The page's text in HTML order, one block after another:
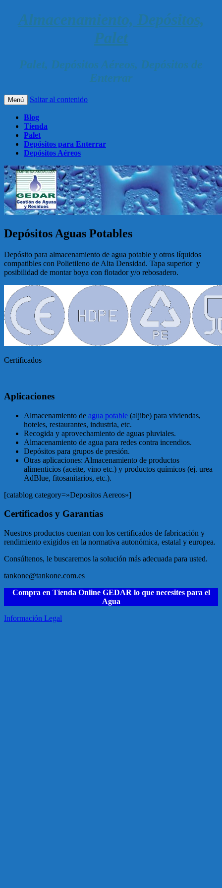
Almacenamiento, Depósitos,
Palet
Palet, Depósitos Aéreos, Depósitos de
Enterrar
Menú Saltar al contenido
Blog
Tienda
Palet
Depósitos para Enterrar
Depósitos Aéreos
Depósitos Aguas Potables
Depósito para almacenamiento de agua potable y otros líquidos
compatibles con Polietileno de Alta Densidad. Tapa superior y
posibilidad de montar boya con flotador y/o rebosadero.
Certificados
Aplicaciones
Almacenamiento de agua potable (aljibe) para viviendas,
hoteles, restaurantes, industria, etc.
Recogida y aprovechamiento de aguas pluviales.
Almacenamiento de agua para redes contra incendios.
Depósitos para grupos de presión.
Otras aplicaciones: Almacenamiento de productos
alimenticios (aceite, vino etc.) y productos químicos (ej. urea
AdBlue, fitosanitarios, etc.).
[catablog category=»Depositos Aereos»]
Certificados y Garantías
Nuestros productos cuentan con los certificados de fabricación y
rendimiento exigidos en la normativa autonómica, estatal y europea.
Consúltenos, le buscaremos la solución más adecuada para usted.
tankone@tankone.com.es
Compra en Tienda Online GEDAR lo que necesites para el
Agua
Información Legal